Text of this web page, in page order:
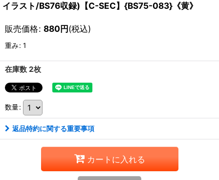
イラスト/BS76収録)【C-SEC】{BS75-083}《黄》
販売価格: 880円(税込)
重み: 1
在庫数 2枚
数量:
返品特約に関する重要事項
カートに入れる